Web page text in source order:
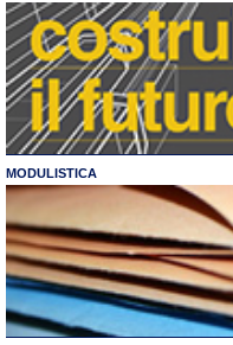
MODULISTICA